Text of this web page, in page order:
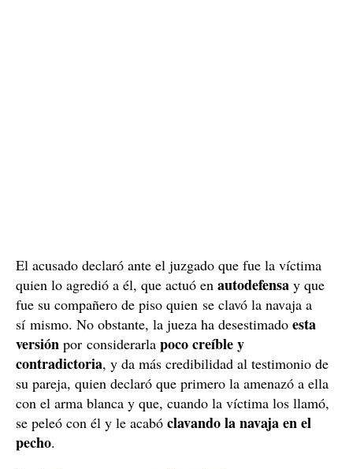
El acusado declaró ante el juzgado que fue la víctima
quien lo agredió a él, que actuó en autodefensa y que
fue su compañero de piso quien se clavó la navaja a
sí mismo. No obstante, la jueza ha desestimado esta
versión por considerarla poco creíble y
contradictoria, y da más credibilidad al testimonio de
su pareja, quien declaró que primero la amenazó a ella
con el arma blanca y que, cuando la víctima los llamó,
se peleó con él y le acabó clavando la navaja en el
pecho.